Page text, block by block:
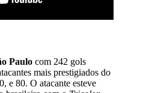
Paulo com 242 gols
mais prestigiados do
e 80. O atacante esteve